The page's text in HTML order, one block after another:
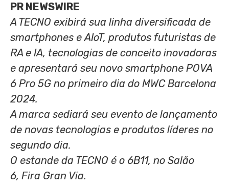
PR NEWSWIRE
A TECNO exibirá sua linha diversificada de
smartphones e AIoT, produtos futuristas de
RA e IA, tecnologias de conceito inovadoras
e apresentará seu novo smartphone POVA
6 Pro 5G no primeiro dia do MWC Barcelona
2024.
A marca sediará seu evento de lançamento
de novas tecnologias e produtos líderes no
segundo dia.
O estande da TECNO é o 6B11, no Salão
6, Fira Gran Via.